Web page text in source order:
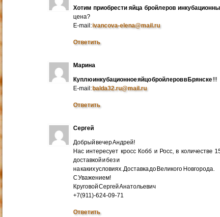
Хотим приобрести яйца бройлеров
цена?
E-mail:ivancova-elena@mail.ru
Ответить
Марина
Куплю инкубационное яйцо бройлеров в Брянске!!!
E-mail:balda32.ru@mail.ru
Ответить
Сергей
Добрый вечер Андрей!
Нас интересует кросс Кобб и Росс, в количестве
доставкой и без и
на каких условиях. Доставка до Великого Новгорода.
С Уважением!
Круговой Сергей Анатольевич
+7(911)-624-09-71
Ответить